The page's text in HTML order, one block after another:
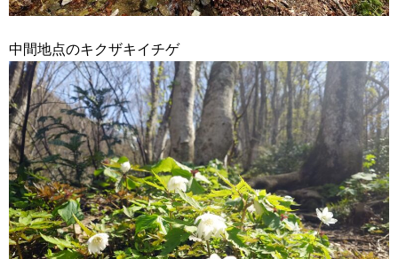
中間地点のキクザキイチゲ